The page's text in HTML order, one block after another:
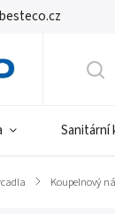
Sanitární
/ Koupelnový